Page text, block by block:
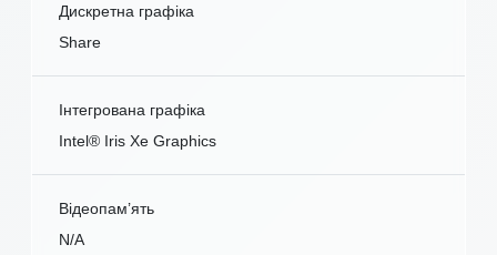
Дискретна графіка
Share
Інтегрована графіка
Intel® Iris Xe Graphics
Відеопам’ять
N/A